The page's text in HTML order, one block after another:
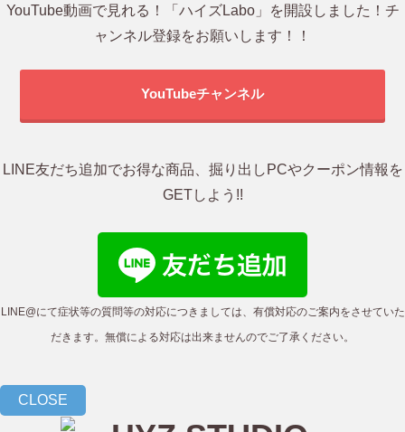
YouTube動画で見れる！「ハイズLabo」を開設しました！チ
ャンネル登録をお願いします！！
YouTubeチャンネル
LINE友だち追加でお得な商品、掘り出しPCやクーポン情報を
GETしよう!!
LINE@にて症状等の質問等の対応につきましては、有償対応のご案内をさせていた
だきます。無償による対応は出来ませんのでご了承ください。
CLOSE